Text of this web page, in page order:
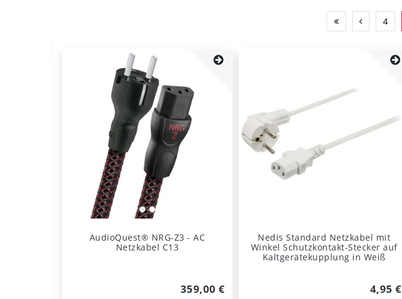
4
AudioQuest® NRG-Z3 - AC
Netzkabel C13
359,00 €
Nedis Standard Netzkabel mit
Winkel Schutzkontakt-Stecker auf
Kaltgerätekupplung in Weiß
4,95 €